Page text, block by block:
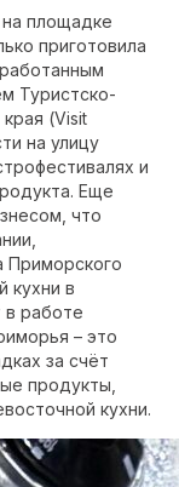
площадке
приготовила
Туристско-
(Visit
на улицу
и
Еще
что
Приморского
кухни в
в работе
– это
за счёт
продукты,
кухни.